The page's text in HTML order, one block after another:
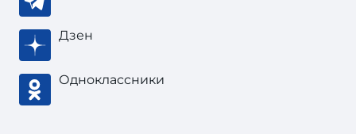
Дзен
Одноклассники